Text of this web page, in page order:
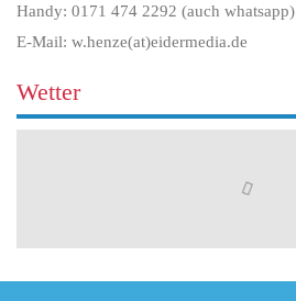
Handy: 0171 474 2292 (auch whatsapp)
E-Mail: w.henze(at)eidermedia.de
Wetter